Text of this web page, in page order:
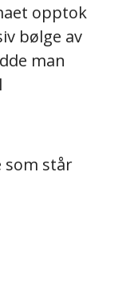
opptok
bølge av
man
som står